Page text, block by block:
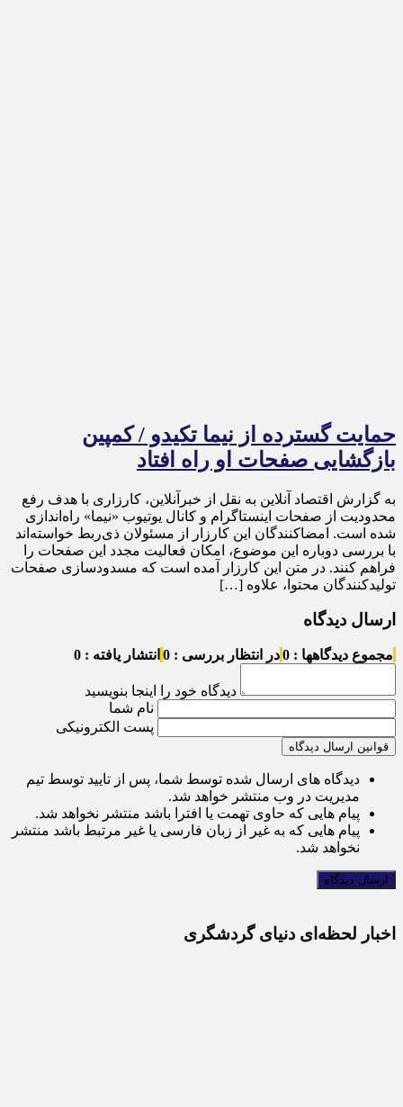
حمایت گسترده از نیما تکیدو / کمپین
بازگشایی صفحات او راه افتاد
به گزارش اقتصاد آنلاین به نقل از خبرآنلاین، کارزاری با هدف رفع
محدودیت از صفحات اینستاگرام و کانال یوتیوب «نیما» راه‌اندازی
شده است. امضاکنندگان این کارزار از مسئولان ذی‌ربط خواسته‌اند
با بررسی دوباره این موضوع، امکان فعالیت مجدد این صفحات را
فراهم کنند. در متن این کارزار آمده است که مسدودسازی صفحات
تولیدکنندگان محتوا، علاوه […]
ارسال دیدگاه
مجموع دیدگاهها : 0 در انتظار بررسی : 0 انتشار یافته : 0
دیدگاه خود را اینجا بنویسید
نام شما
پست الکترونیکی
قوانین ارسال دیدگاه
دیدگاه های ارسال شده توسط شما، پس از تایید توسط تیم
مدیریت در وب منتشر خواهد شد.
پیام هایی که حاوی تهمت یا افترا باشد منتشر نخواهد شد.
پیام هایی که به غیر از زبان فارسی یا غیر مرتبط باشد منتشر
نخواهد شد.
اخبار لحظه‌ای دنیای گردشگری